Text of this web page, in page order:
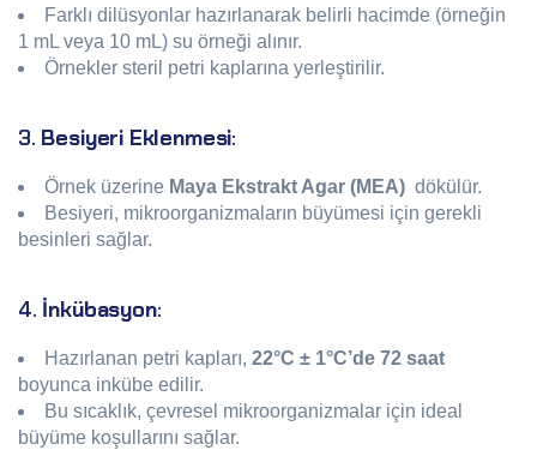
Farklı dilüsyonlar hazırlanarak belirli hacimde (örneğin
1 mL veya 10 mL) su örneği alınır.
Örnekler steril petri kaplarına yerleştirilir.
3. Besiyeri Eklenmesi:
Örnek üzerine Maya Ekstrakt Agar (MEA) dökülür.
Besiyeri, mikroorganizmaların büyümesi için gerekli
besinleri sağlar.
4. İnkübasyon:
Hazırlanan petri kapları, 22°C ± 1°C’de 72 saat
boyunca inkübe edilir.
Bu sıcaklık, çevresel mikroorganizmalar için ideal
büyüme koşullarını sağlar.